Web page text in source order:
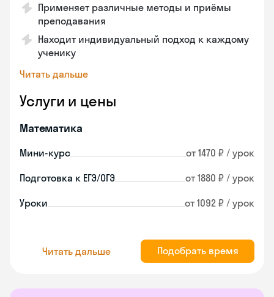
Применяет различные методы и приёмы
преподавания
Находит индивидуальный подход к каждому
ученику
Читать дальше
Услуги и цены
Математика
Мини-курс от 1470 ₽ / урок
Подготовка к ЕГЭ/ОГЭ от 1880 ₽ / урок
Уроки от 1092 ₽ / урок
Читать дальше Подобрать время